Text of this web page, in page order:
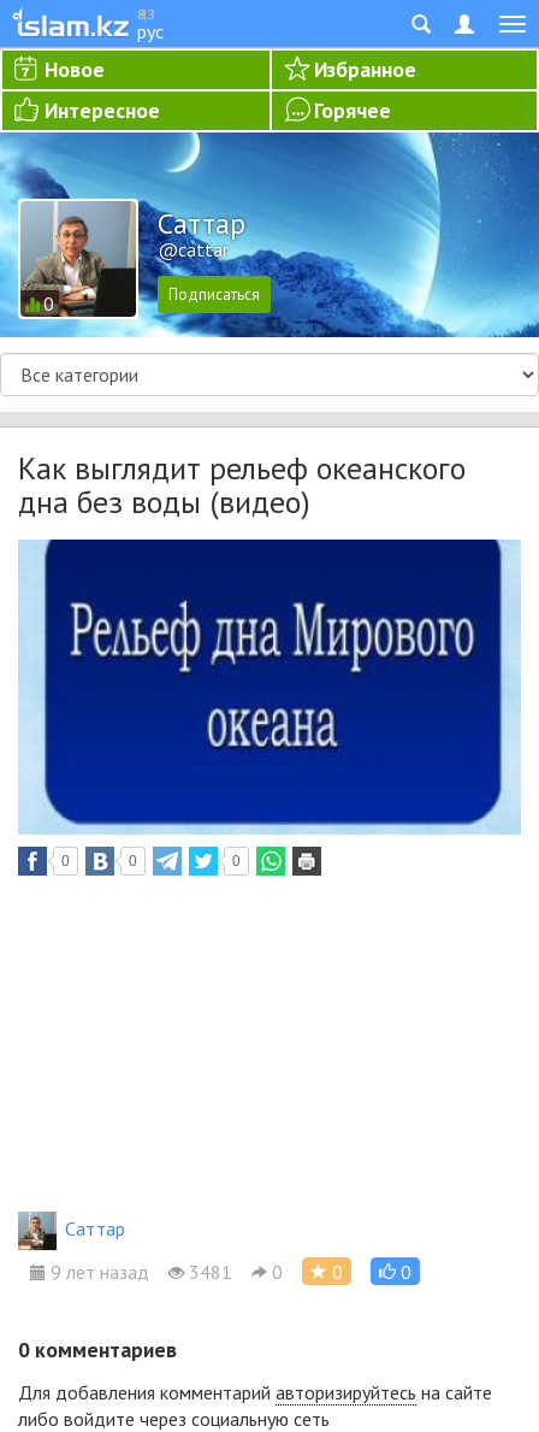
қаз
рус
Новое
Избранное
Интересное
Горячее
0
Cаттар
@cattar
Как выглядит рельеф океанского
дна без воды (видео)
0 0 0
Cаттар
9 лет назад
3481 0 0 0
0 комментариев
Для добавления комментарий авторизируйтесь на сайте
либо войдите через социальную сеть